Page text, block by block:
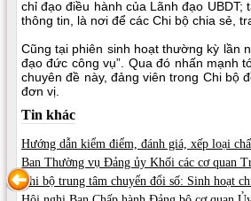
chỉ đạo điều hành của Lãnh đạo
thông tin, là nơi để các Chi bộ chia sẻ,
Cũng tại phiên sinh hoạt thường kỳ lần
đạo đức công vụ”. Qua đó nhấn mạnh
chuyên đề này, đảng viên trong Chi bộ
đơn vị.
Tin khác
Hướng dẫn kiểm điểm, đánh giá, xếp loại
Ban Thường vụ Đảng ủy Khối các cơ quan
Chi bộ trung tâm chuyển đổi số: Sinh hoạt